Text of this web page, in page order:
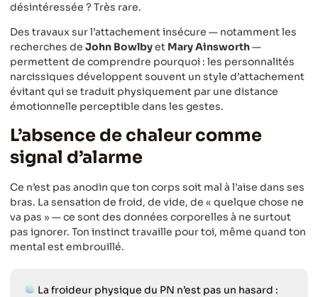
désintéressée ? Très rare.
Des travaux sur l’attachement insécure — notamment les
recherches de John Bowlbyet Mary Ainsworth—
permettent de comprendre pourquoi : les personnalités
narcissiques développent souvent un style d’attachement
évitant qui se traduit physiquement par une distance
émotionnelle perceptible dans les gestes.
L’absence de chaleur comme
signal d’alarme
Ce n’est pas anodin que ton corps soit mal à l’aise dans ses
bras. La sensation de froid, de vide, de « quelque chose ne
va pas » — ce sont des données corporelles à ne surtout
pas ignorer. Ton instinct travaille pour toi, même quand ton
mental est embrouillé.
La froideur physique du PN n’est pas un hasard :